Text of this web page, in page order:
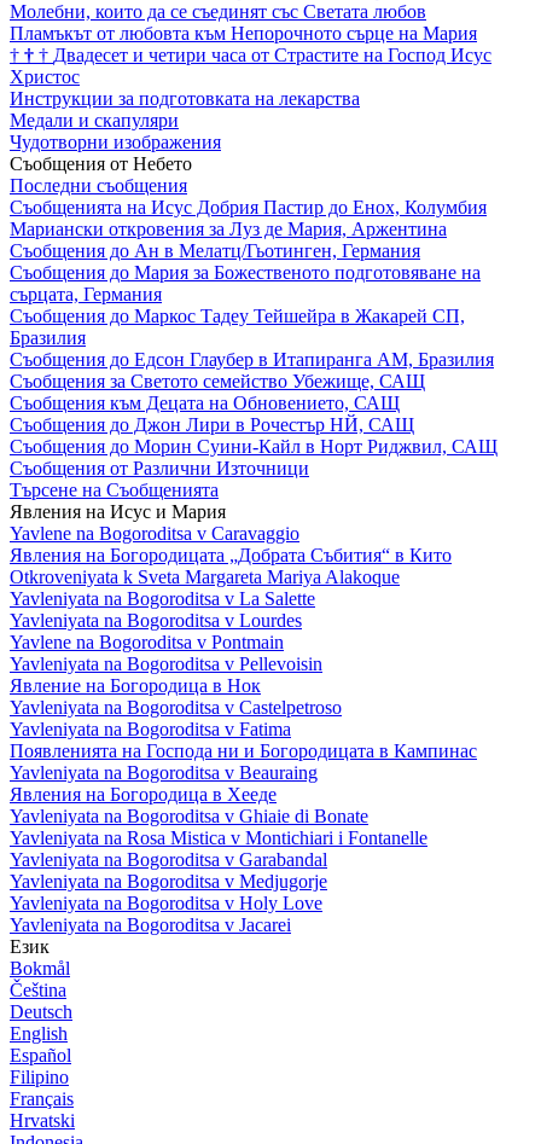
Молебни, които да се съединят със Светата любов
Пламъкът от любовта към Непорочното сърце на Мария
† † † Двадесет и четири часа от Страстите на Господ Исус
Христос
Инструкции за подготовката на лекарства
Медали и скапуляри
Чудотворни изображения
Съобщения от Небето
Последни съобщения
Съобщенията на Исус Добрия Пастир до Енох, Колумбия
Мариански откровения за Луз де Мария, Аржентина
Съобщения до Ан в Мелатц/Гьотинген, Германия
Съобщения до Мария за Божественото подготовяване на
сърцата, Германия
Съобщения до Маркос Тадеу Тейшейра в Жакарей СП,
Бразилия
Съобщения до Едсон Глаубер в Итапиранга АМ, Бразилия
Съобщения за Светото семейство Убежище, САЩ
Съобщения към Децата на Обновението, САЩ
Съобщения до Джон Лири в Рочестър НЙ, САЩ
Съобщения до Морин Суини-Кайл в Норт Риджвил, САЩ
Съобщения от Различни Източници
Търсене на Съобщенията
Явления на Исус и Мария
Yavlene na Bogoroditsa v Caravaggio
Явления на Богородицата „Добрата Събития“ в Кито
Otkroveniyata k Sveta Margareta Mariya Alakoque
Yavleniyata na Bogoroditsa v La Salette
Yavleniyata na Bogoroditsa v Lourdes
Yavlene na Bogoroditsa v Pontmain
Yavleniyata na Bogoroditsa v Pellevoisin
Явление на Богородица в Нок
Yavleniyata na Bogoroditsa v Castelpetroso
Yavleniyata na Bogoroditsa v Fatima
Появленията на Господа ни и Богородицата в Кампинас
Yavleniyata na Bogoroditsa v Beauraing
Явления на Богородица в Хееде
Yavleniyata na Bogoroditsa v Ghiaie di Bonate
Yavleniyata na Rosa Mistica v Montichiari i Fontanelle
Yavleniyata na Bogoroditsa v Garabandal
Yavleniyata na Bogoroditsa v Medjugorje
Yavleniyata na Bogoroditsa v Holy Love
Yavleniyata na Bogoroditsa v Jacarei
Език
Bokmål
Čeština
Deutsch
English
Español
Filipino
Français
Hrvatski